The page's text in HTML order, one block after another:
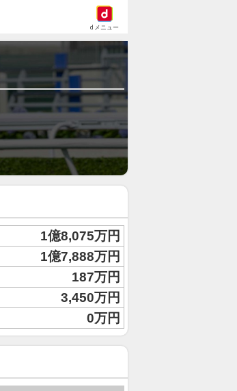
dメニュー
1億8,075万円
1億7,888万円
187万円
3,450万円
0万円